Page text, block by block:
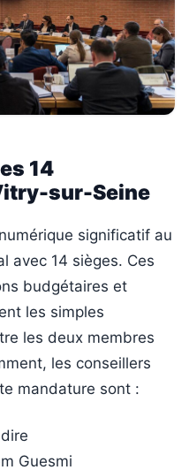
14
sur-Seine
significatif au
avec 14 sièges. Ces
budgétaires et
les simples
les deux membres
les conseillers
mandature sont :
Guesmi